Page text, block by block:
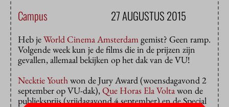
Campus 27 AUGUSTUS 2015
Heb jeWorld Cinema Amsterdamgemist? Geen ramp.
Volgende week kun je de films die in de prijzen zijn
gevallen, allemaal bekijken op het dak van de VU!
Necktie Youthwon de Jury Award (woensdagavond 2
september op VU-dak),Que Horas Ela Voltawon de
publieksprijs (vrijdagavond 4 september) en de Special